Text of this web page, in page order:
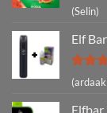
5
5
oy
(Selin)
Elf
5
5
Elfbar